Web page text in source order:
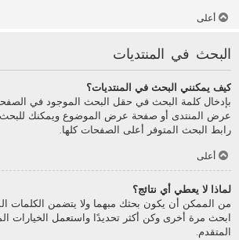
أعلى
البحث في المنتديات
كيف يمكنني البحث في المنتديات؟
بإدخال كلمة البحث في حقل البحث الموجود في
عرض المنتدى أو صفحة عرض الموضوع ويمكنك
رابط البحث المتوفر أعلى الصفحات كلها.
أعلى
لماذا لا يعطي أي نتائج؟
ابحث مرة أخرى وكن أكثر تحديدًا واستعمل الخيارات
المتقدم.